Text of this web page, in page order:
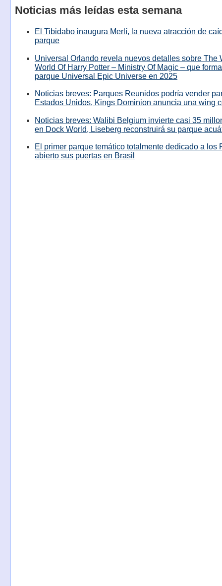
Noticias más leídas esta semana
El Tibidabo inaugura Merlí, la nueva atracción de
parque
Universal Orlando revela nuevos detalles sobre The
World Of Harry Potter – Ministry Of Magic – que
parque Universal Epic Universe en 2025
Noticias breves: Parques Reunidos podría vender
Estados Unidos, Kings Dominion anuncia una wing
Noticias breves: Walibi Belgium invierte casi 35
en Dock World, Liseberg reconstruirá su parque
El primer parque temático totalmente dedicado a los
abierto sus puertas en Brasil